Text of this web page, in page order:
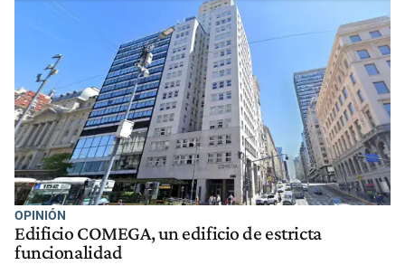
OPINIÓN
Edificio COMEGA, un edificio de estricta
funcionalidad